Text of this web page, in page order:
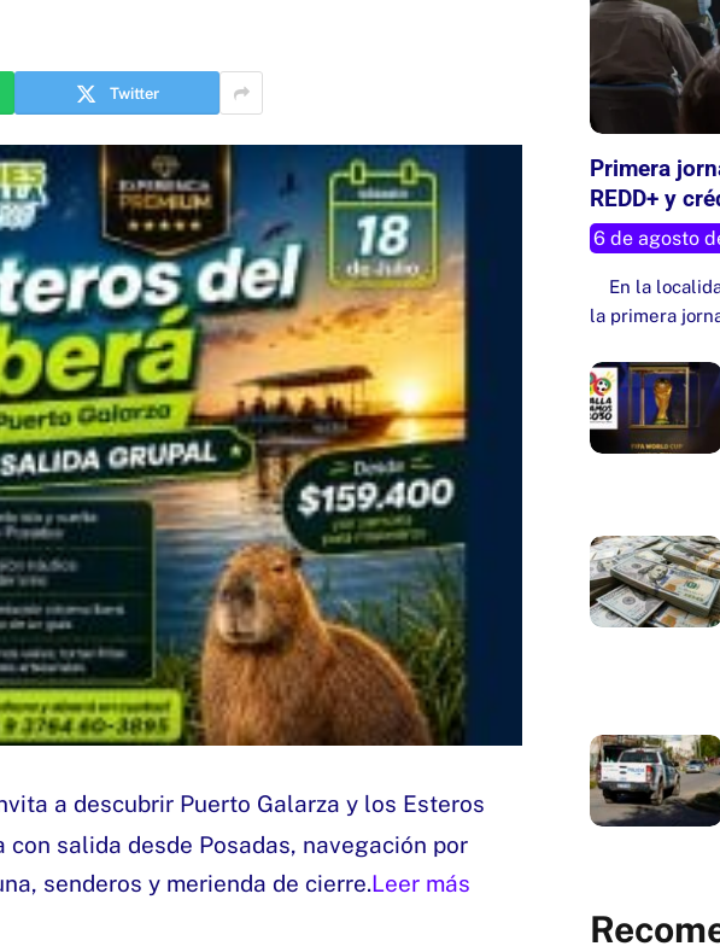
Twitter
a descubrir Puerto Galarza y los Esteros
salida desde Posadas, navegación por
senderos y merienda de cierre.Leer más
Primera
REDD+ y
6 de agosto
En la
la primera